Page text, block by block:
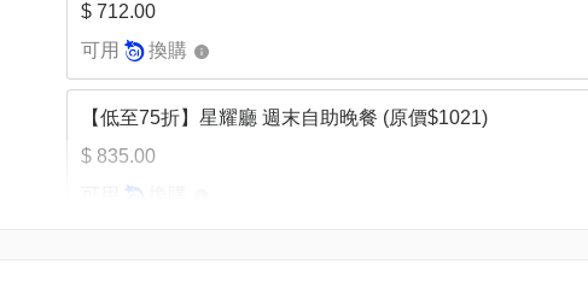
$ 712.00
可用
換購
【低至75折】星耀廳 週末⾃助晚餐 (原價$1021)
$ 835.00